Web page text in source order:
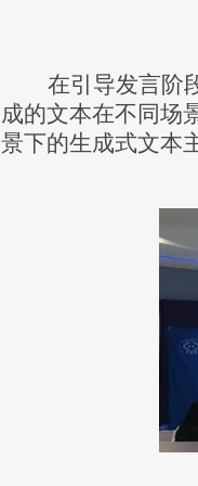
在引导发言阶
成的文本在不同场
景下的生成式文本